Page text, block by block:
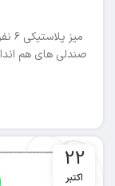
صندلی های هم
22
اکتبر